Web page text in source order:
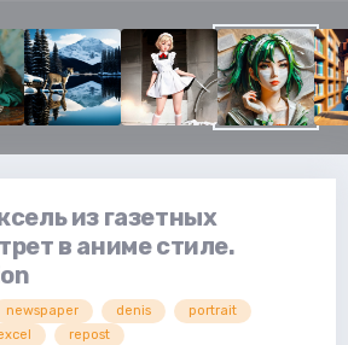
из газетных
в аниме стиле.
newspaper denis
portrait
repost